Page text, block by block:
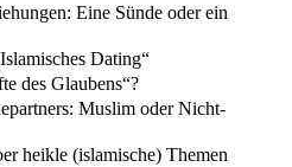
Eine Sünde oder ein
Dating“
des Glaubens“?
Muslim oder Nicht-
heikle (islamische) Themen